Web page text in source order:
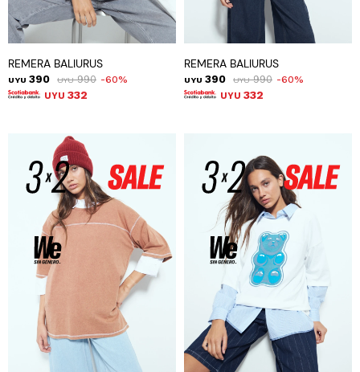
REMERA BALIURUS
UYU 390 UYU 990 60
UYU 332
REMERA BALIURUS
UYU 390 UYU 990 60
UYU 332